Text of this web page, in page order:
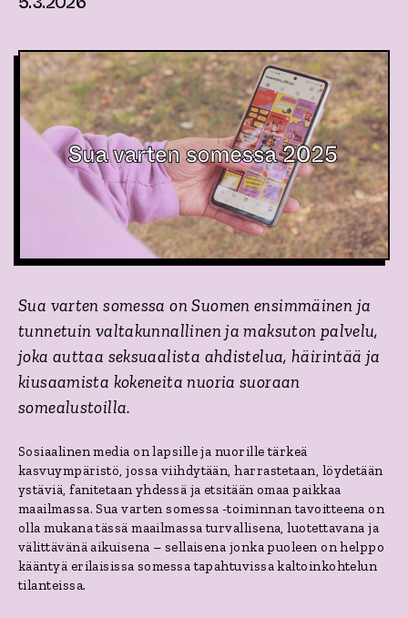
Sua varten somessaon Suomen ensimmäinen ja
tunnetuin valtakunnallinen ja maksuton palvelu,
joka auttaa seksuaalista ahdistelua, häirintää ja
kiusaamista kokeneita nuoria suoraan
somealustoilla.
Sosiaalinen media on lapsille ja nuorille tärkeä
kasvuympäristö, jossa viihdytään, harrastetaan, löydetään
ystäviä, fanitetaan yhdessä ja etsitään omaa paikkaa
maailmassa. Sua varten somessa -toiminnan tavoitteena on
olla mukana tässä maailmassa turvallisena, luotettavana ja
välittävänä aikuisena – sellaisena jonka puoleen on helppo
kääntyä erilaisissa somessa tapahtuvissa kaltoinkohtelun
tilanteissa.